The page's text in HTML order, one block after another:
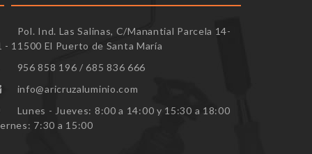
Pol. Ind. Las Salinas, C/Manantial Parcela 14-
- 11500 El Puerto de Santa María
956 858 196 / 685 836 666
info@aricruzaluminio.com
Lunes - Jueves: 8:00 a 14:00 y 15:30 a 18:00
7:30 a 15:00